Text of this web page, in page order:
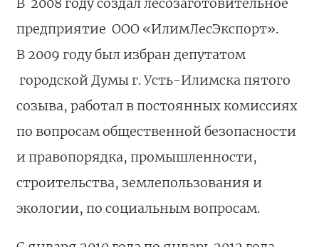
предприятие ООО «ИлимЛесЭкспорт».
В 2009 году был избран депутатом
городской Думы г. Усть-Илимска пятого
созыва, работал в постоянных комиссиях
по вопросам общественной безопасности
и правопорядка, промышленности,
строительства, землепользования и
экологии, по социальным вопросам.